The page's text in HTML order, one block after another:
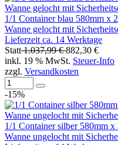
1/1 Container blau 580mm x
Wanne gelocht mit
Lieferzeit ca. 14 Werktage
Statt1.037,99 €882,30 €
inkl. 19 % MwSt. Steuer-Info
zzgl. Versandkosten
-15%
1/1 Container silber 580mm
Wanne ungelocht mit